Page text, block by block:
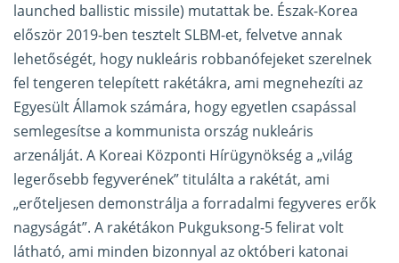
launched ballistic missile) mutattak be. Észak-Korea
először 2019-ben tesztelt SLBM-et, felvetve annak
lehetőségét, hogy nukleáris robbanófejeket szerelnek
fel tengeren telepített rakétákra, ami megnehezíti az
Egyesült Államok számára, hogy egyetlen csapással
semlegesítse a kommunista ország nukleáris
arzenálját. A Koreai Központi Hírügynökség a „világ
legerősebb fegyverének” titulálta a rakétát, ami
„erőteljesen demonstrálja a forradalmi fegyveres erők
nagyságát”. A rakétákon Pukguksong-5 felirat volt
látható, ami minden bizonnyal az októberi katonai